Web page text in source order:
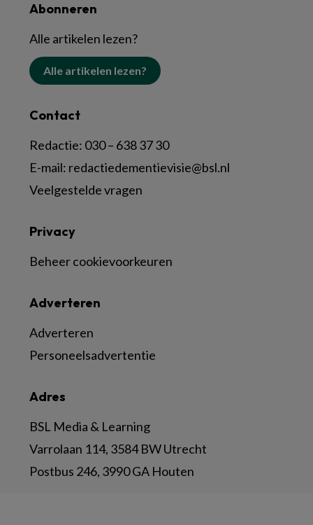
Abonneren
Alle artikelen lezen?
Alle artikelen lezen?
Contact
Redactie: 030 – 638 37 30
E-mail: redactiedementievisie@bsl.nl
Veelgestelde vragen
Adres
BSL Media & Learning
Varrolaan 114, 3584 BW Utrecht
Postbus 246, 3990 GA Houten
Adverteren
Adverteren
Personeelsadvertentie
Privacy
Beheer cookievoorkeuren